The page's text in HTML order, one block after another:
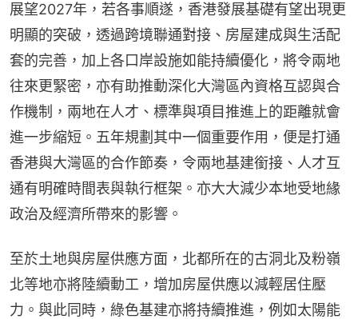
展望2027年，若各事順遂，香港發展基礎有望出現更
明顯的突破，透過跨境聯通對接、房屋建成與生活配
套的完善，加上各口岸設施如能持續優化，將令兩地
往來更緊密，亦有助推動深化大灣區內資格互認與合
作機制，兩地在人才、標準與項目推進上的距離就會
進一步縮短。五年規劃其中一個重要作用，便是打通
香港與大灣區的合作節奏，令兩地基建銜接、人才互
通有明確時間表與執行框架。亦大大減少本地受地緣
政治及經濟所帶來的影響。
至於土地與房屋供應方面，北都所在的古洞北及粉嶺
北等地亦將陸續動工，增加房屋供應以減輕居住壓
力。與此同時，綠色基建亦將持續推進，例如太陽能